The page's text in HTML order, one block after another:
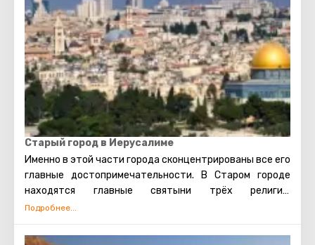
Старый город в Иерусалиме
Именно в этой части города сконцентрированы все его
главные достопримечательности. В Старом городе
находятся главные святыни трёх религий:
мусульманской, иудейской и христианской. Также есть
арабы, христиане и армяне. Несмотря на то, что армяне